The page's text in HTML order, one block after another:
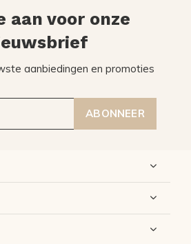
aan voor onze
aanbiedingen en promoties
ABONNEER